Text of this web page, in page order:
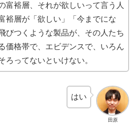
富裕層、それが欲しいって言う人
裕層が「欲しい」「今までにな
びつくような製品が、その人たち
価格帯で、エビデンスで、いろん
ろってないといけない。
田原
はい